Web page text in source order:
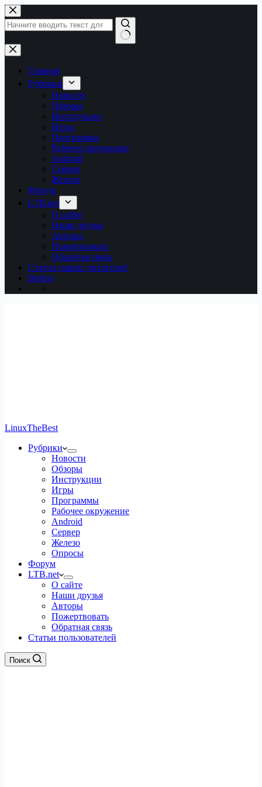
Перейти
к
сути
Ничего
не
найденоГлавная
Рубрики
Новости
Обзоры
Инструкции
Игры
Программы
Рабочее окружение
Android
Сервер
Железо
Форум
LTB.net
О сайте
Наши друзья
Авторы
Пожертвовать
Обратная связь
Статьи наших читателей
Войти
LinuxTheBest
Рубрики
Новости
Обзоры
Инструкции
Игры
Программы
Рабочее окружение
Android
Сервер
Железо
Опросы
Форум
LTB.net
О сайте
Наши друзья
Авторы
Пожертвовать
Обратная связь
Статьи пользователей
Поиск